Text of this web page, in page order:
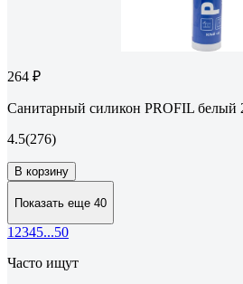
264 ₽
Санитарный силикон PROFIL белый
4.5(276)
В корзину
Показать еще 40
1 2345...50
Часто ищут